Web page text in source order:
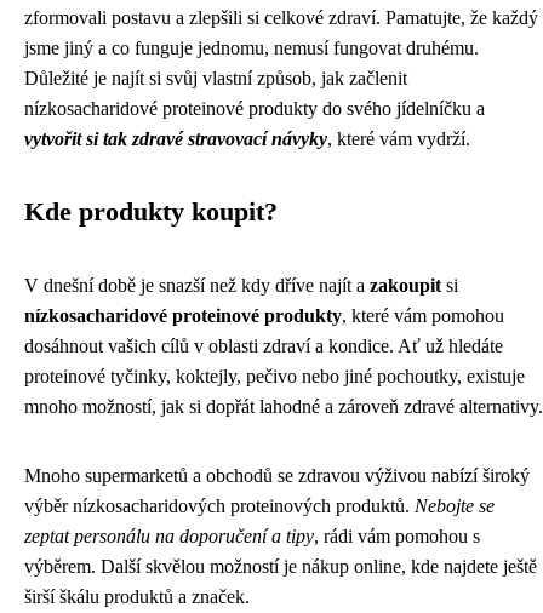
zformovali postavu a zlepšili si celkové zdraví. Pamatujte, že každý
jsme jiný a co funguje jednomu, nemusí fungovat druhému.
Důležité je najít si svůj vlastní způsob, jak začlenit
nízkosacharidové proteinové produkty do svého jídelníčku a
vytvořit si tak zdravé stravovací návyky, které vám vydrží.
Kde produkty koupit?
V dnešní době je snazší než kdy dříve najít a zakoupit si
nízkosacharidové proteinové produkty, které vám pomohou
dosáhnout vašich cílů v oblasti zdraví a kondice. Ať už hledáte
proteinové tyčinky, koktejly, pečivo nebo jiné pochoutky, existuje
mnoho možností, jak si dopřát lahodné a zároveň zdravé alternativy.
Mnoho supermarketů a obchodů se zdravou výživou nabízí široký
výběr nízkosacharidových proteinových produktů. Nebojte se
zeptat personálu na doporučení a tipy, rádi vám pomohou s
výběrem. Další skvělou možností je nákup online, kde najdete ještě
širší škálu produktů a značek.